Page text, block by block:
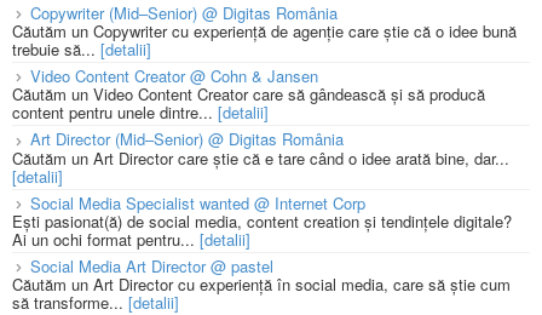
Copywriter (Mid–Senior) @ Digitas România
Căutăm un Copywriter cu experiență de agenție care știe că o idee bună
trebuie să... [detalii]
Video Content Creator @ Cohn & Jansen
Căutăm un Video Content Creator care să gândească și să producă
content pentru unele dintre... [detalii]
Art Director (Mid–Senior) @ Digitas România
Căutăm un Art Director care știe că e tare când o idee arată bine, dar...
[detalii]
Social Media Specialist wanted @ Internet Corp
Ești pasionat(ă) de social media, content creation și tendințele digitale?
Ai un ochi format pentru... [detalii]
Social Media Art Director @ pastel
Căutăm un Art Director cu experiență în social media, care să știe cum
să transforme... [detalii]